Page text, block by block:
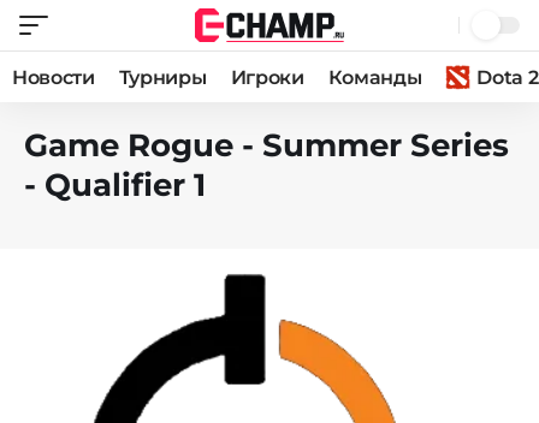
Новости Турниры Игроки Команды Dota 2
Game Rogue - Summer Series
- Qualifier 1